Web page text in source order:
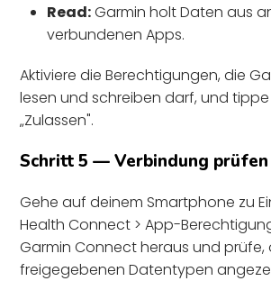
Read:Garmin holt Daten aus
verbundenen Apps.
Aktiviere die Berechtigungen, die
lesen und schreiben darf, und
„Zulassen".
Schritt 5 — Verbindung prüfen
Gehe auf deinem Smartphone zu
Health Connect > App-
Garmin Connect heraus und prüfe,
freigegebenen Datentypen